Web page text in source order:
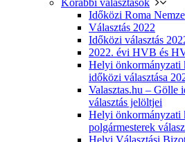
Korábbi választások
Időközi Roma
Választás 2022
Időközi választás
2022. évi HVB és
Helyi önkormányzati
időközi választása
Valasztas.hu – Gölle
választás jelöltjei
Helyi önkormányzati
polgármesterek
Helyi Választási